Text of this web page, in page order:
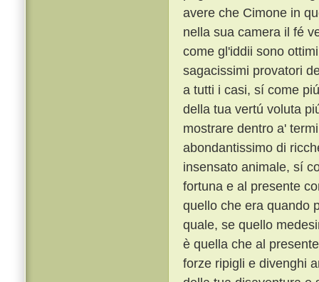
avere che Cimone in
nella sua camera il fé
come gl'iddii sono
sagacissimi provatori
a tutti i casi, sí come
della tua vertú voluta
mostrare dentro a'
abondantissimo di
insensato animale, sí
fortuna e al presente
quello che era quando
quale, se quello
è quella che al
forze ripigli e divenghi